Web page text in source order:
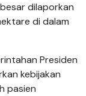
dilaporkan
di dalam
Presiden
kebijakan
pasien